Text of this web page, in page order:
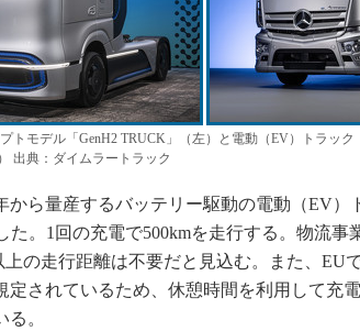
トモデル「GenH2 TRUCK」（左）と電動（EV）トラック
出典：ダイムラートラック
ら量産するバッテリー駆動の電動（EV）
た。1回の充電で500kmを走行する。物流事
上の走行距離は不要だと見込む。また、EU
定されているため、休憩時間を利用して充
。